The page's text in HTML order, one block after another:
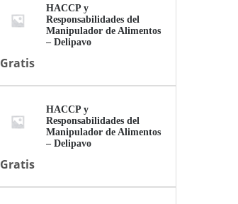
HACCP y
Responsabilidades del
Manipulador de Alimentos
– Delipavo
Gratis
HACCP y
Responsabilidades del
Manipulador de Alimentos
– Delipavo
Gratis